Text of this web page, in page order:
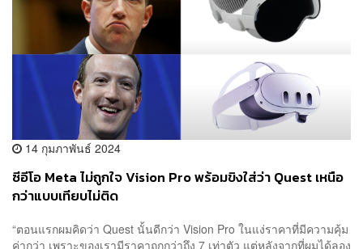
14 กุมภาพันธ์ 2024
ซีอีโอ Meta ไม่ถูกใจ Vision Pro พร้อมขิงใส่ว่า Quest เหนือ
กว่าแบบเทียบไม่ติด
“ตอนแรกผมคิดว่า Quest นั้นดีกว่า Vision Pro ในแง่ราคาที่มีความคุ้ม
ค่ากว่า เพราะของเรามีราคาถูกกว่าถึง 7 เท่าตัว แต่หลังจากที่ผมได้ลอง